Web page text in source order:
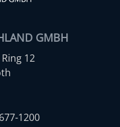
GMBH
12
1200